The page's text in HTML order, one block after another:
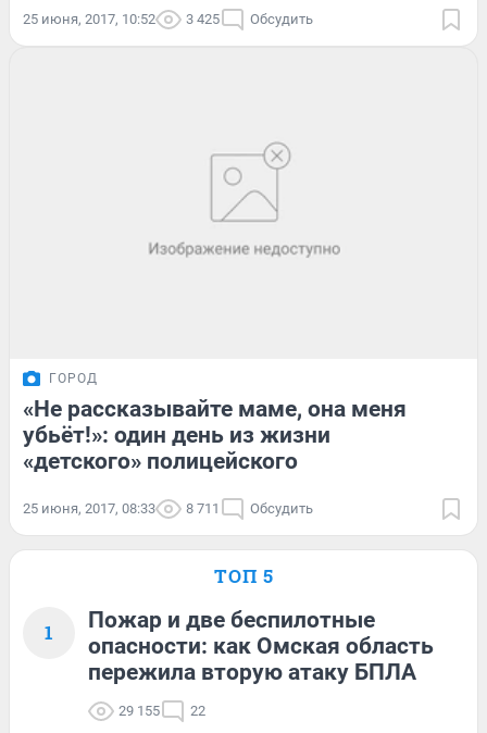
25 июня, 2017, 10:52 3 425 Обсудить
ГОРОД
«Не рассказывайте маме, она меня
убьёт!»: один день из жизни
«детского» полицейского
25 июня, 2017, 08:33 8 711 Обсудить
ТОП 5
1
Пожар и две беспилотные
опасности: как Омская область
пережила вторую атаку БПЛА
29 155 22